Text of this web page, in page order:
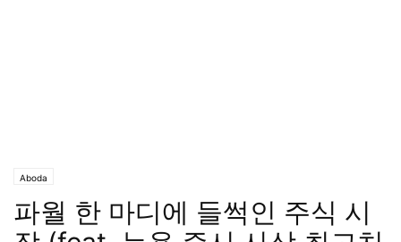
Aboda
파월 한 마디에 들썩인 주식 시